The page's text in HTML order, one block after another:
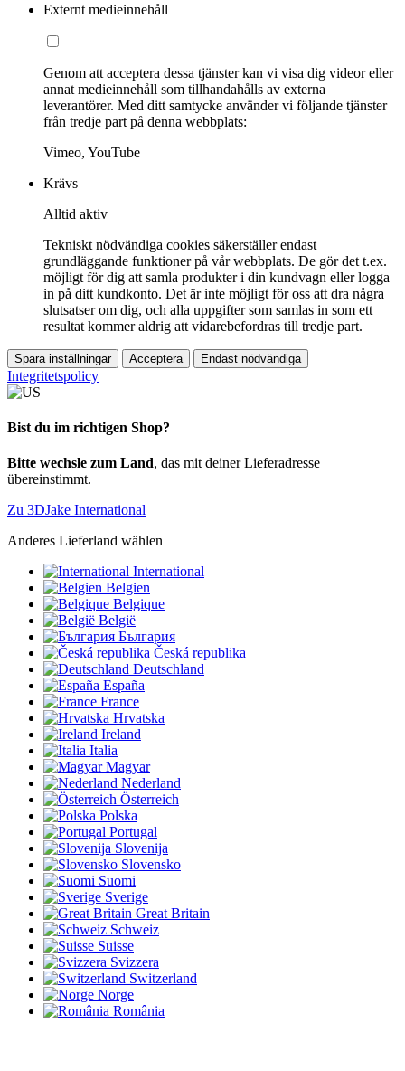
Externt medieinnehåll
Genom att acceptera dessa tjänster kan vi visa dig videor eller
annat medieinnehåll som tillhandahålls av externa
leverantörer. Med ditt samtycke använder vi följande tjänster
från tredje part på denna webbplats:
Vimeo, YouTube
Krävs
Alltid aktiv
Tekniskt nödvändiga cookies säkerställer endast
grundläggande funktioner på vår webbplats. De gör det t.ex.
möjligt för dig att samla produkter i din kundvagn eller logga
in på ditt kundkonto. Det är inte möjligt för oss att dra några
slutsatser om dig, och alla uppgifter som samlas in som ett
resultat kommer aldrig att vidarebefordras till tredje part.
Spara inställningar Acceptera Endast nödvändiga
Integritetspolicy
Bist du im richtigen Shop?
Bitte wechsle zum Land, das mit deiner Lieferadresse
übereinstimmt.
Zu 3DJake International
Anderes Lieferland wählen
International
Belgien
Belgique
België
България
Česká republika
Deutschland
España
France
Hrvatska
Ireland
Italia
Magyar
Nederland
Österreich
Polska
Portugal
Slovenija
Slovensko
Suomi
Sverige
Great Britain
Schweiz
Suisse
Svizzera
Switzerland
Norge
România